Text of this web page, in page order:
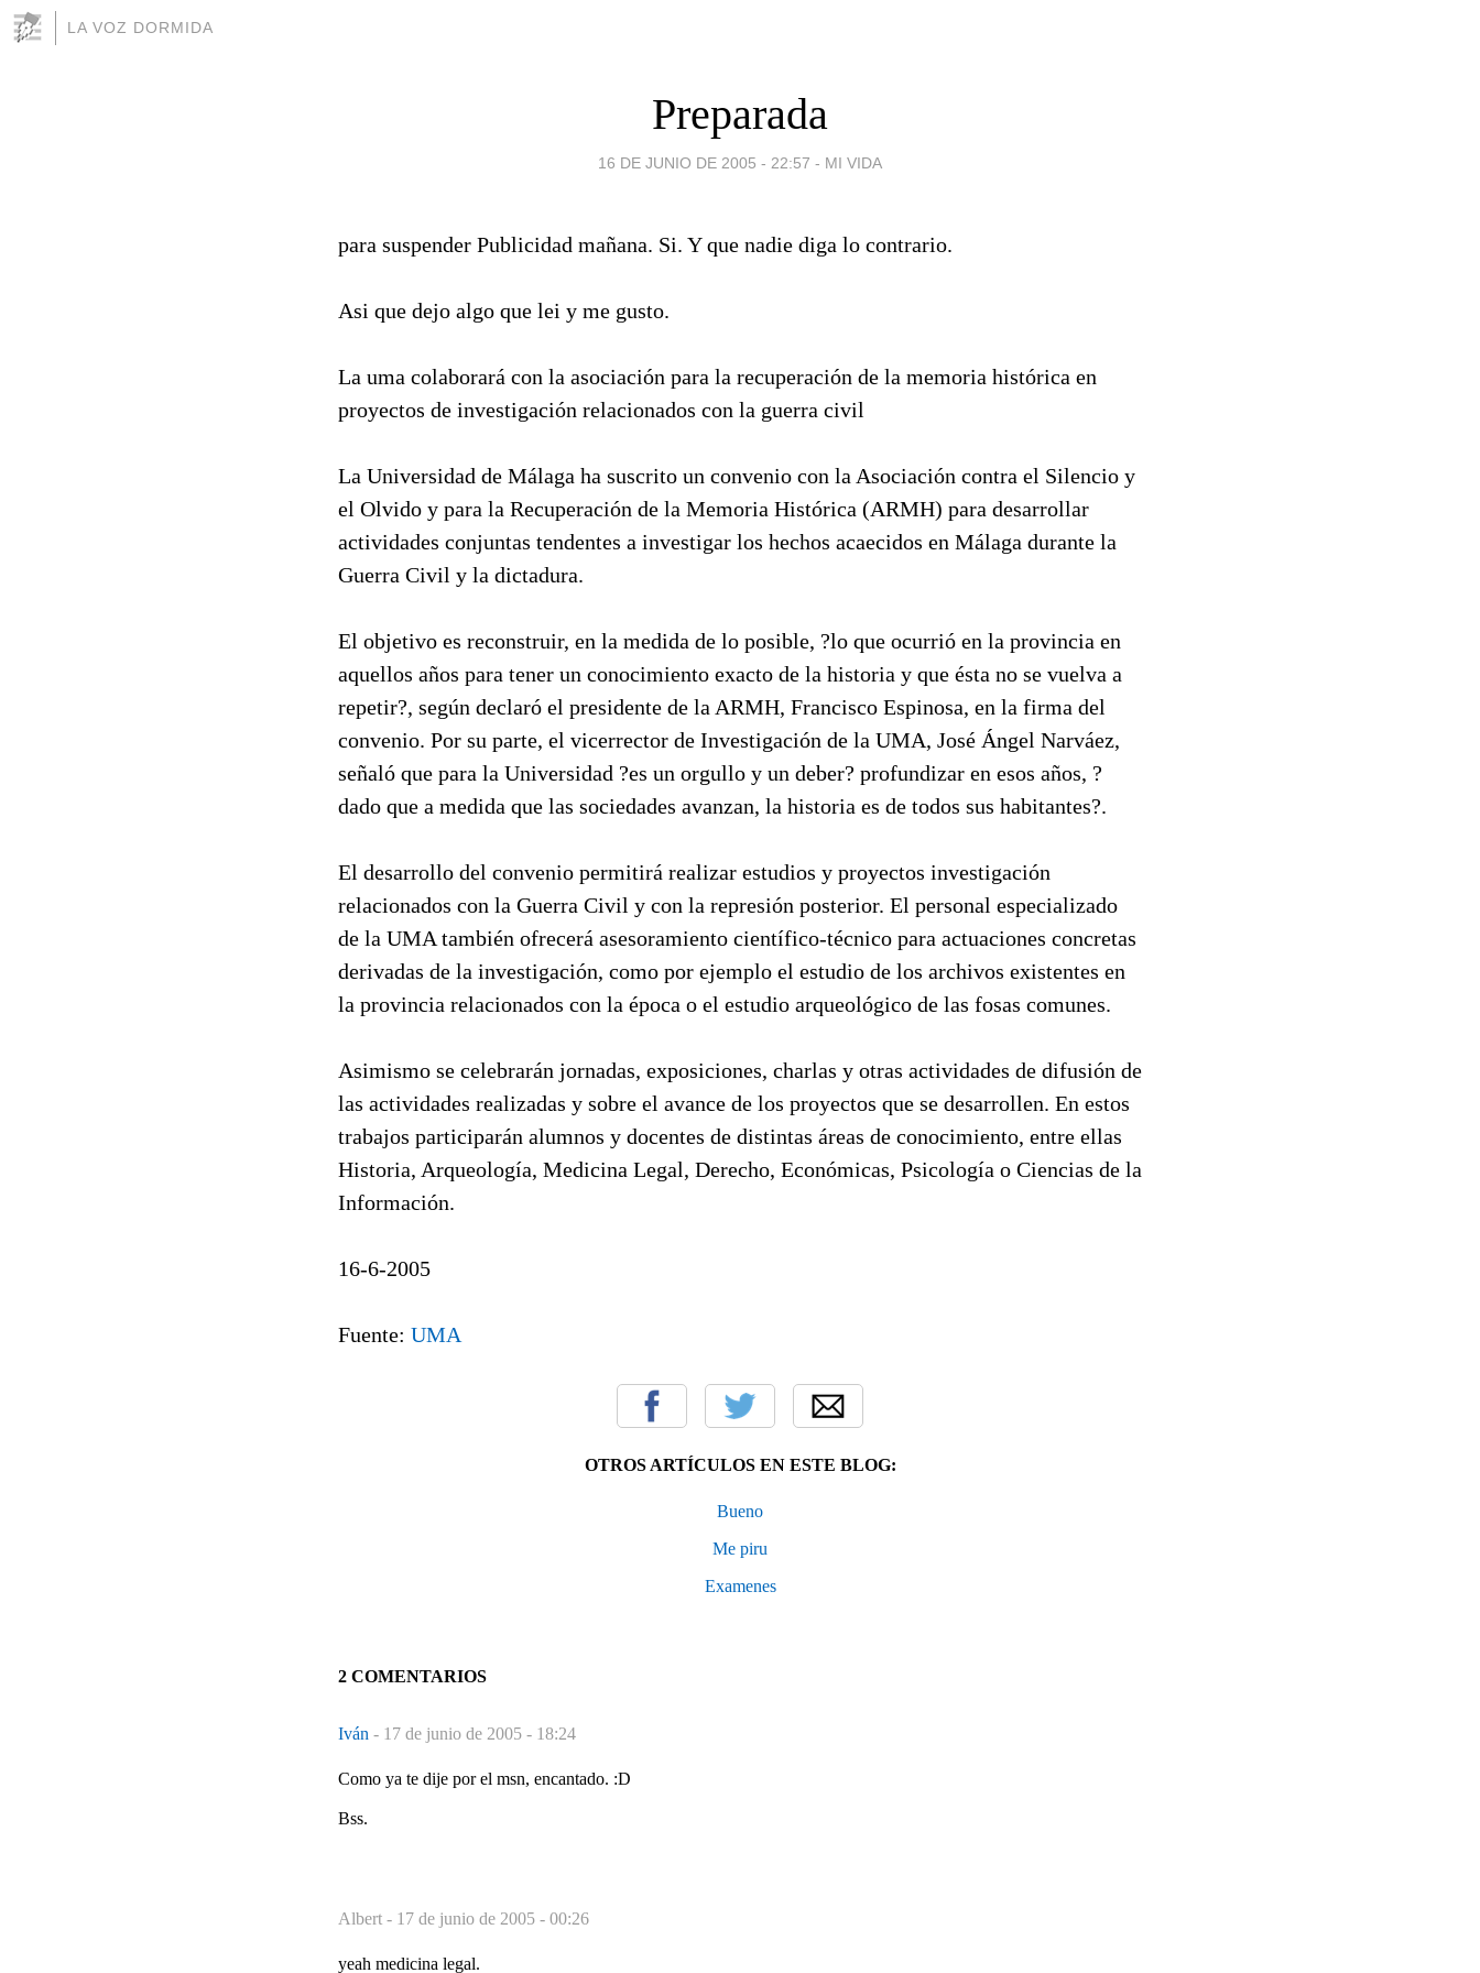
LA VOZ DORMIDA
Preparada
16 DE JUNIO DE 2005 - 22:57 - MI VIDA
para suspender Publicidad mañana. Si. Y que nadie diga lo contrario.
Asi que dejo algo que lei y me gusto.
La uma colaborará con la asociación para la recuperación de la memoria histórica en
proyectos de investigación relacionados con la guerra civil
La Universidad de Málaga ha suscrito un convenio con la Asociación contra el Silencio y
el Olvido y para la Recuperación de la Memoria Histórica (ARMH) para desarrollar
actividades conjuntas tendentes a investigar los hechos acaecidos en Málaga durante la
Guerra Civil y la dictadura.
El objetivo es reconstruir, en la medida de lo posible, ?lo que ocurrió en la provincia en
aquellos años para tener un conocimiento exacto de la historia y que ésta no se vuelva a
repetir?, según declaró el presidente de la ARMH, Francisco Espinosa, en la firma del
convenio. Por su parte, el vicerrector de Investigación de la UMA, José Ángel Narváez,
señaló que para la Universidad ?es un orgullo y un deber? profundizar en esos años, ?
dado que a medida que las sociedades avanzan, la historia es de todos sus habitantes?.
El desarrollo del convenio permitirá realizar estudios y proyectos investigación
relacionados con la Guerra Civil y con la represión posterior. El personal especializado
de la UMA también ofrecerá asesoramiento científico-técnico para actuaciones concretas
derivadas de la investigación, como por ejemplo el estudio de los archivos existentes en
la provincia relacionados con la época o el estudio arqueológico de las fosas comunes.
Asimismo se celebrarán jornadas, exposiciones, charlas y otras actividades de difusión de
las actividades realizadas y sobre el avance de los proyectos que se desarrollen. En estos
trabajos participarán alumnos y docentes de distintas áreas de conocimiento, entre ellas
Historia, Arqueología, Medicina Legal, Derecho, Económicas, Psicología o Ciencias de la
Información.
16-6-2005
Fuente: UMA
OTROS ARTÍCULOS EN ESTE BLOG:
Bueno
Me piru
Examenes
2 COMENTARIOS
Iván - 17 de junio de 2005 - 18:24
Como ya te dije por el msn, encantado. :D
Bss.
Albert - 17 de junio de 2005 - 00:26
yeah medicina legal.